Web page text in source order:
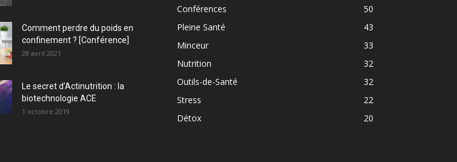
Comment perdre du poids en
confinement ? [Conférence]
28 avril 2021
Le secret d’Actinutrition : la
biotechnologie ACE
1 octobre 2019
Conférences
50
Pleine Santé
43
Minceur
33
Nutrition
32
Outils-de-Santé
32
Stress
22
Détox
20